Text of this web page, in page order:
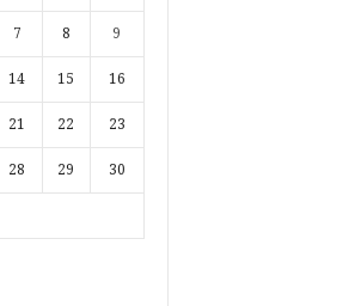
7 8 9
14 15 16
21 22 23
28 29 30